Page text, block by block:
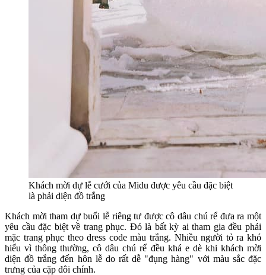
Khách mời dự lễ cưới của Midu được yêu cầu đặc biệt
là phải diện đồ trắng
Khách mời tham dự buổi lễ riêng tư được cô dâu chú rể đưa ra một
yêu cầu đặc biệt về trang phục. Đó là bất kỳ ai tham gia đều phải
mặc trang phục theo dress code màu trắng. Nhiều người tỏ ra khó
hiểu vì thông thường, cô dâu chú rể đều khá e dè khi khách mời
diện đồ trắng đến hôn lễ do rất dễ "đụng hàng" với màu sắc đặc
trưng của cặp đôi chính.